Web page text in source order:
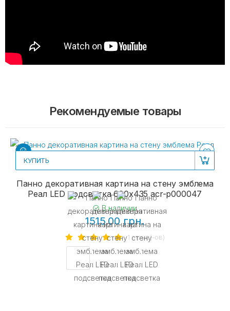
Рекомендуемые товары
КУПИТЬ
Панно декоративная картина на стену эмблема
Реал LED подсветка 600х435 acr-p000047
В наличии
1515.00 грн.
1 отзыв(-ов)